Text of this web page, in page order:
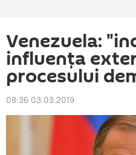
Venezuela:
influența
procesului
08:36 03.03.2019